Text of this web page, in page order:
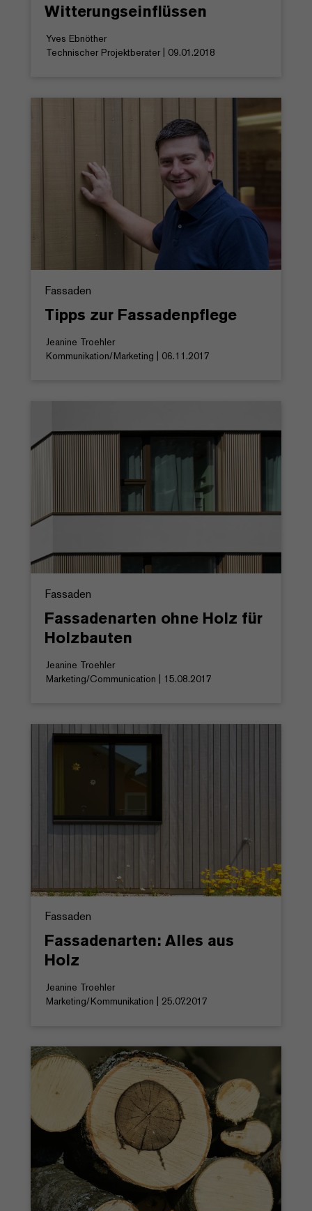
Witterungseinflüssen
Yves Ebnöther
Technischer Projektberater | 09.01.2018
Fassaden
Tipps zur Fassadenpflege
Jeanine Troehler
Kommunikation/Marketing | 06.11.2017
Fassaden
Fassadenarten ohne Holz für
Holzbauten
Jeanine Troehler
Marketing/Communication | 15.08.2017
Fassaden
Fassadenarten: Alles aus
Holz
Jeanine Troehler
Marketing/Kommunikation | 25.07.2017